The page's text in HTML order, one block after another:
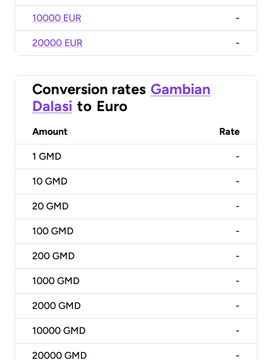
10000 EUR -
20000 EUR -
Conversion rates Gambian
Dalasi to Euro
Amount Rate
1 GMD -
10 GMD -
20 GMD -
100 GMD -
200 GMD -
1000 GMD -
2000 GMD -
10000 GMD -
20000 GMD -